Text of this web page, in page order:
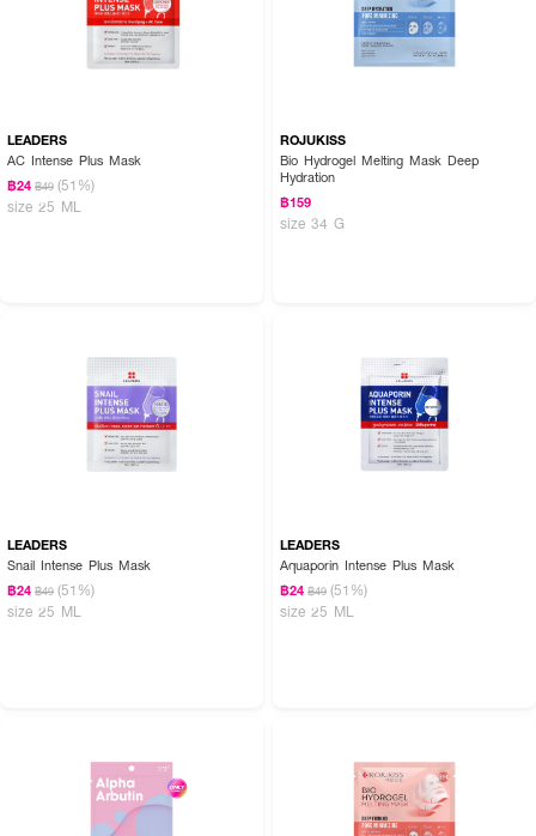
LEADERS
AC Intense Plus Mask
฿24 ฿49 (51%)
size 25 ML
ROJUKISS
Bio Hydrogel Melting Mask Deep
Hydration
฿159
size 34 G
LEADERS
Snail Intense Plus Mask
฿24 ฿49 (51%)
size 25 ML
LEADERS
Aquaporin Intense Plus Mask
฿24 ฿49 (51%)
size 25 ML